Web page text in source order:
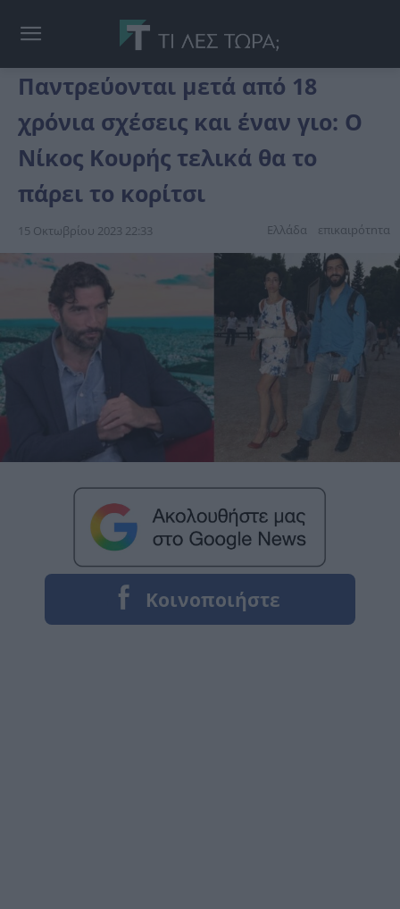
Παντρεύονται μετά από 18
χρόνια σχέσεις και έναν γιο: Ο
Νίκος Κουρής τελικά θα το
πάρει το κορίτσι
15 Οκτωβρίου 2023 22:33 Ελλάδα επικαιpότnτα